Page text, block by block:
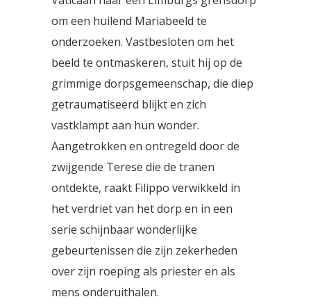
om een huilend Mariabeeld te
onderzoeken. Vastbesloten om het
beeld te ontmaskeren, stuit hij op de
grimmige dorpsgemeenschap, die diep
getraumatiseerd blijkt en zich
vastklampt aan hun wonder.
Aangetrokken en ontregeld door de
zwijgende Terese die de tranen
ontdekte, raakt Filippo verwikkeld in
het verdriet van het dorp en in een
serie schijnbaar wonderlijke
gebeurtenissen die zijn zekerheden
over zijn roeping als priester en als
mens onderuithalen.